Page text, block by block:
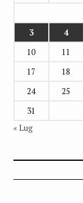
3
4
10
11
17
18
24
25
31
« Lug